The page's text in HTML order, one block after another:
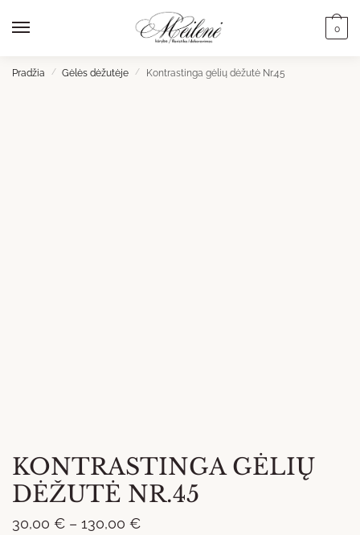
0
Pradžia / Gėlės dėžutėje / Kontrastinga gėlių dėžutė Nr.45
KONTRASTINGA GĖLIŲ
DĖŽUTĖ NR.45
30,00 € – 130,00 €Price